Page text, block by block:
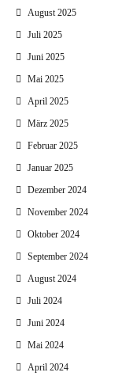
August 2025
Juli 2025
Juni 2025
Mai 2025
April 2025
März 2025
Februar 2025
Januar 2025
Dezember 2024
November 2024
Oktober 2024
September 2024
August 2024
Juli 2024
Juni 2024
Mai 2024
April 2024